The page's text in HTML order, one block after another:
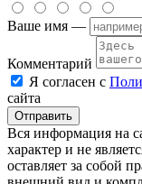
Ваше имя —
Комментарий
Я согласен с
сайта
Вся информация на
характер и не
оставляет за собой